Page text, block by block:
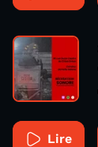
Lire